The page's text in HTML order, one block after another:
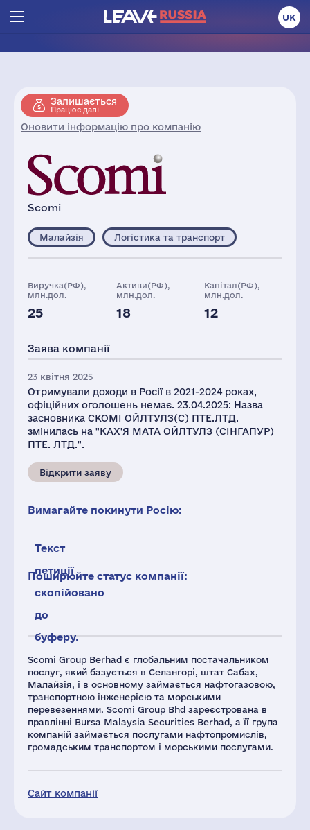
UK
Залишається
Працює далі
Оновити інформацію про компанію
Scomi
Scomi Group Berhad є глобальним постачальником
послуг, який базується в Селангорі, штат Сабах,
Малайзія, і в основному займається нафтогазовою,
транспортною інженерією та морськими
перевезеннями. Scomi Group Bhd зареєстрована в
правлінні Bursa Malaysia Securities Berhad, а її група
компаній займається послугами нафтопромислів,
громадським транспортом і морськими послугами.
Сайт компанії
Малайзія Логістика та транспорт
Виручка(РФ),
млн.дол.
25
Активи(РФ),
млн.дол.
18
Капітал(РФ),
млн.дол.
12
286
Заява компанії
23 квітня 2025
Отримували доходи в Росії в 2021-2024 роках,
офіційних оголошень немає. 23.04.2025: Назва
засновника СКОМІ ОЙЛТУЛЗ(С) ПТЕ.ЛТД.
змінилась на "КАХ'Я МАТА ОЙЛТУЛЗ (СІНГАПУР)
ПТЕ. ЛТД.".
Відкрити заяву
Вимагайте покинути Росію:
Текст
петиції
скопійовано
до
буферу.
Поширюйте статус компанії: